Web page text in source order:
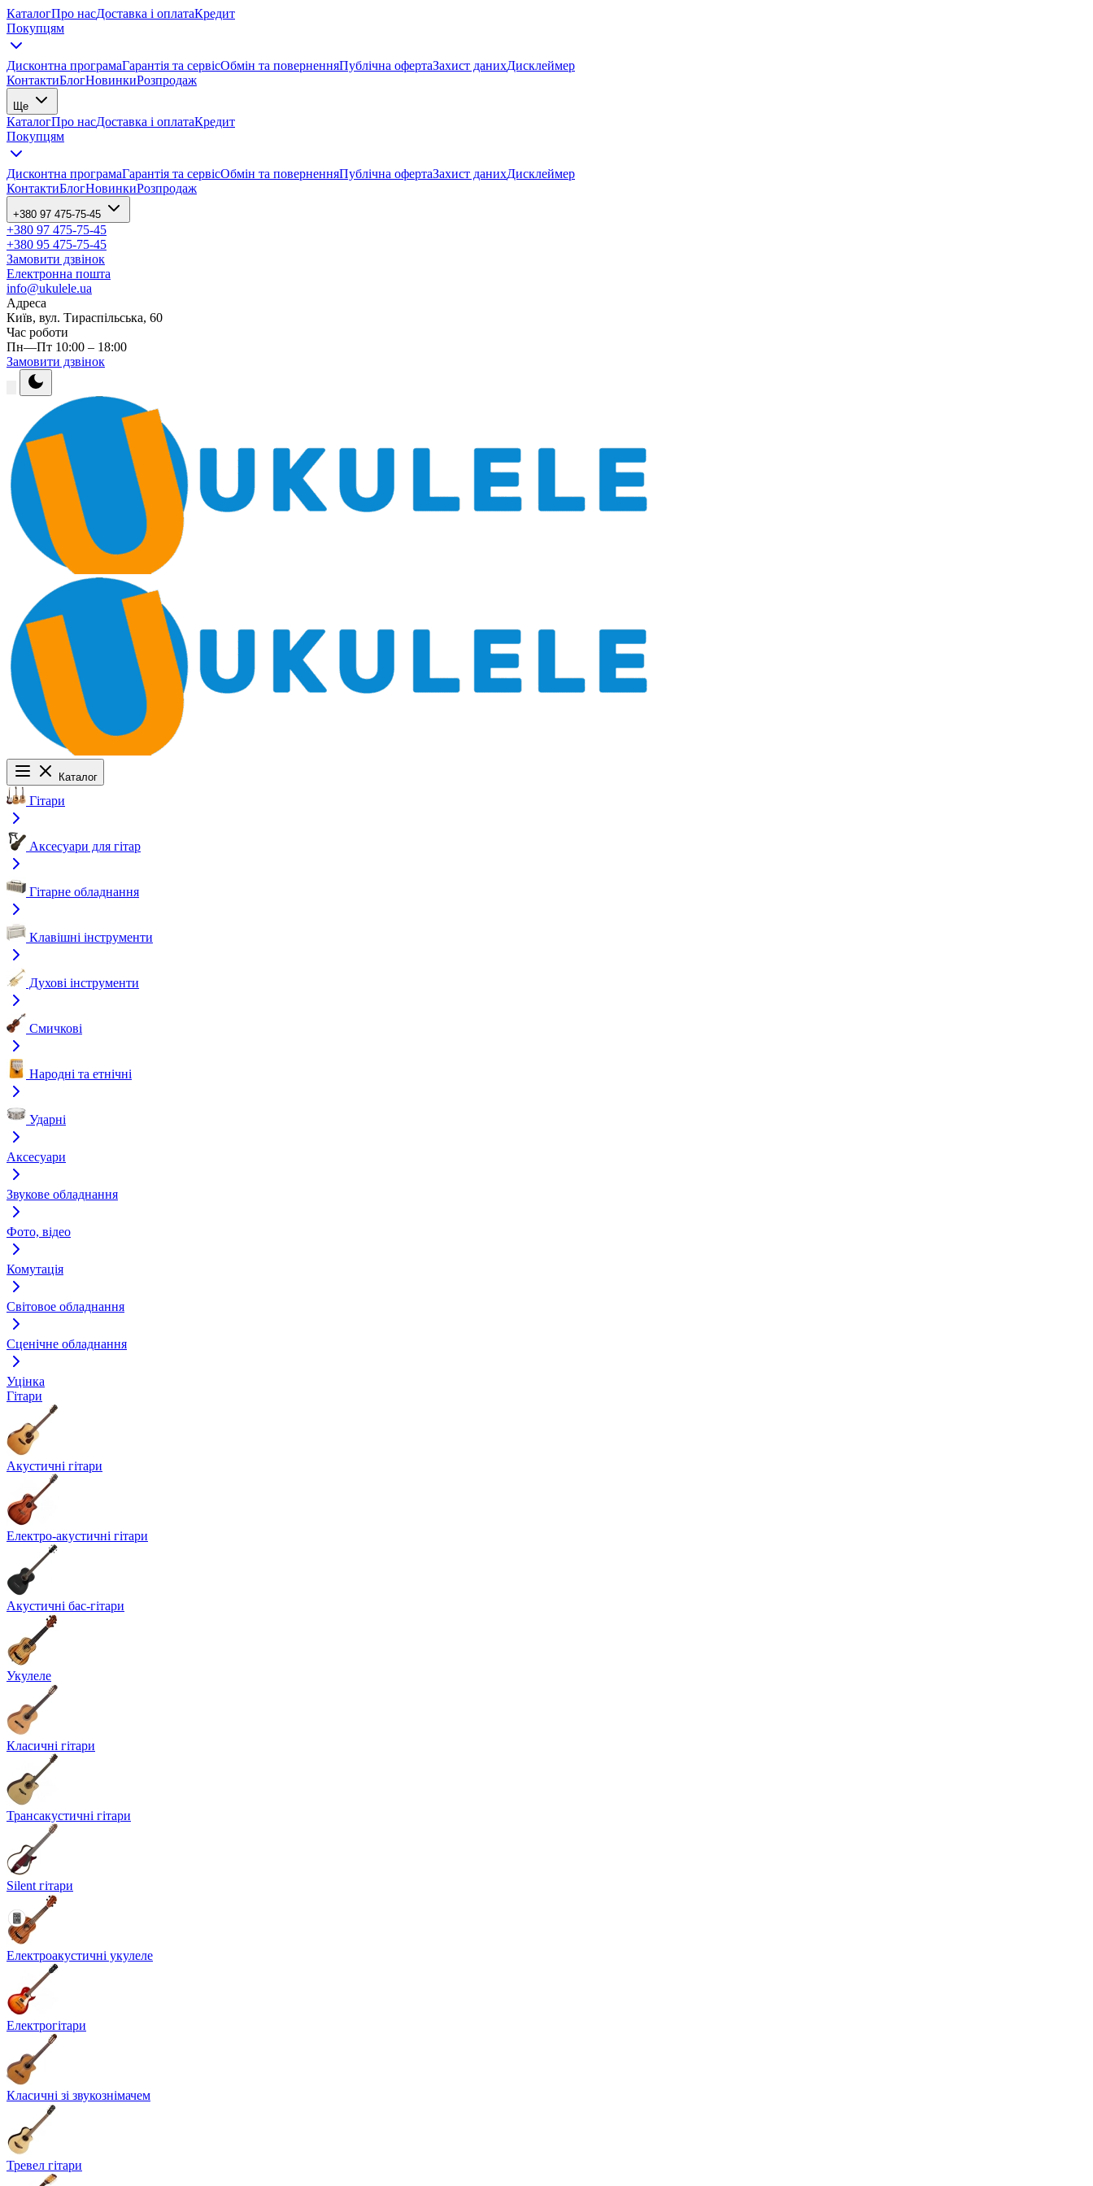
КаталогПро насДоставка і оплатаКредит
Покупцям
Дисконтна програмаГарантія та сервісОбмін та поверненняПублічна офертаЗахист данихДисклеймер
КонтактиБлогНовинкиРозпродаж
Ще
КаталогПро насДоставка і оплатаКредит
Покупцям
Дисконтна програмаГарантія та сервісОбмін та поверненняПублічна офертаЗахист данихДисклеймер
КонтактиБлогНовинкиРозпродаж
+380 97 475-75-45
+380 97 475-75-45
+380 95 475-75-45
Замовити дзвінок
Електронна пошта
info@ukulele.ua
Адреса
Київ, вул. Тираспільська, 60
Час роботи
Пн—Пт 10:00 – 18:00
Замовити дзвінок
Каталог
Гітари
Аксесуари для гітар
Гітарне обладнання
Клавішні інструменти
Духові інструменти
Смичкові
Народні та етнічні
Ударні
Аксесуари
Звукове обладнання
Фото, відео
Комутація
Світовое обладнання
Сценічне обладнання
Уцінка
Гітари
Акустичні гітари
Електро-акустичні гітари
Акустичні бас-гітари
Укулеле
Класичні гітари
Трансакустичні гітари
Silent гітари
Електроакустичні укулеле
Електрогітари
Класичні зі звукознімачем
Тревел гітари